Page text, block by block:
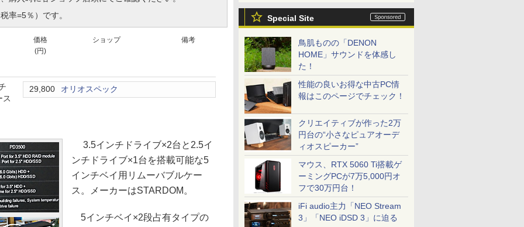
Special Site
鳥肌ものの「DENON
HOME」サウンドを体感し
た！
性能の良いお得な中古PC情
報はこのページでチェック！
クリエイティブが作った2万
円台の“小さなピュアオーデ
ィオスピーカー”
マウス、RTX 5060 Ti搭載ゲ
ーミングPCが7万5,000円オ
フで30万円台！
iFi audio主力「NEO Stream
3」「NEO iDSD 3」に迫る
率=5％）です。
価格
(円)
ショップ 備考
ス
29,800 オリオスペック
3.5インチドライブ×2台と2.5イ
ンチドライブ×1台を搭載可能な5
インチベイ用リムーバブルケー
ス。メーカーはSTARDOM。
5インチベイ×2段占有タイプの